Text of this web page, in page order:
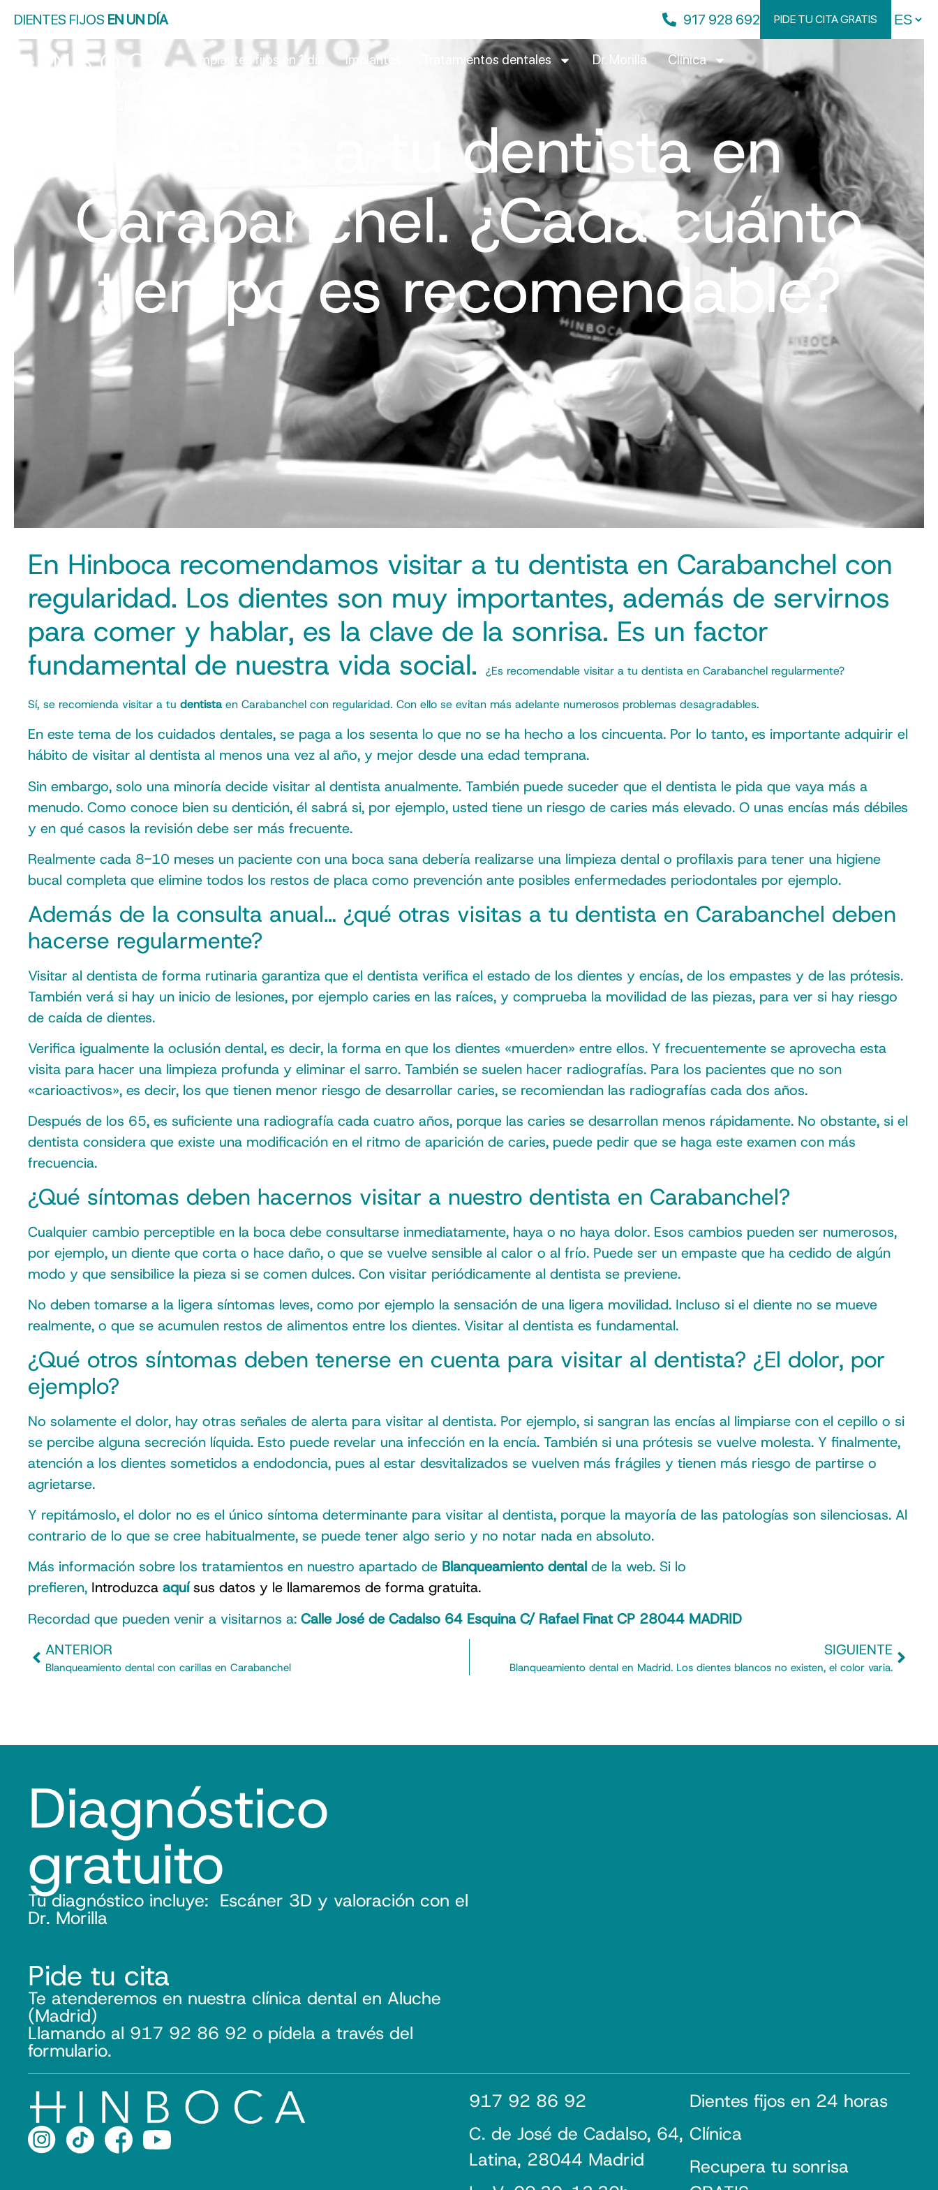
DIENTES FIJOS EN UN DÍA 917 928 692 PIDE TU CITA GRATIS
Implantes fijos en 1 día Implantes Tratamientos dentales Dr. Morilla Clínica
Visita a tu dentista en
Carabanchel. ¿Cada cuánto
tiempo es recomendable?
En Hinboca recomendamos visitar a tu dentista en Carabanchel con
regularidad. Los dientes son muy importantes, además de servirnos
para comer y hablar, es la clave de la sonrisa. Es un factor
fundamental de nuestra vida social.
¿Es recomendable visitar a tu dentista en Carabanchel regularmente?
Sí, se recomienda visitar a tu dentista en Carabanchel con regularidad. Con ello se evitan más adelante numerosos problemas desagradables.
En este tema de los cuidados dentales, se paga a los sesenta lo que no se ha hecho a los cincuenta. Por lo tanto, es importante adquirir el
hábito de visitar al dentista al menos una vez al año, y mejor desde una edad temprana.
Sin embargo, solo una minoría decide visitar al dentista anualmente. También puede suceder que el dentista le pida que vaya más a
menudo. Como conoce bien su dentición, él sabrá si, por ejemplo, usted tiene un riesgo de caries más elevado. O unas encías más débiles
y en qué casos la revisión debe ser más frecuente.
Realmente cada 8-10 meses un paciente con una boca sana debería realizarse una limpieza dental o profilaxis para tener una higiene
bucal completa que elimine todos los restos de placa como prevención ante posibles enfermedades periodontales por ejemplo.
Además de la consulta anual… ¿qué otras visitas a tu dentista en Carabanchel deben
hacerse regularmente?
Visitar al dentista de forma rutinaria garantiza que el dentista verifica el estado de los dientes y encías, de los empastes y de las prótesis.
También verá si hay un inicio de lesiones, por ejemplo caries en las raíces, y comprueba la movilidad de las piezas, para ver si hay riesgo
de caída de dientes.
Verifica igualmente la oclusión dental, es decir, la forma en que los dientes «muerden» entre ellos. Y frecuentemente se aprovecha esta
visita para hacer una limpieza profunda y eliminar el sarro. También se suelen hacer radiografías. Para los pacientes que no son
«carioactivos», es decir, los que tienen menor riesgo de desarrollar caries, se recomiendan las radiografías cada dos años.
Después de los 65, es suficiente una radiografía cada cuatro años, porque las caries se desarrollan menos rápidamente. No obstante, si el
dentista considera que existe una modificación en el ritmo de aparición de caries, puede pedir que se haga este examen con más
frecuencia.
¿Qué síntomas deben hacernos visitar a nuestro dentista en Carabanchel?
Cualquier cambio perceptible en la boca debe consultarse inmediatamente, haya o no haya dolor. Esos cambios pueden ser numerosos,
por ejemplo, un diente que corta o hace daño, o que se vuelve sensible al calor o al frío. Puede ser un empaste que ha cedido de algún
modo y que sensibilice la pieza si se comen dulces. Con visitar periódicamente al dentista se previene.
No deben tomarse a la ligera síntomas leves, como por ejemplo la sensación de una ligera movilidad. Incluso si el diente no se mueve
realmente, o que se acumulen restos de alimentos entre los dientes. Visitar al dentista es fundamental.
¿Qué otros síntomas deben tenerse en cuenta para visitar al dentista? ¿El dolor, por
ejemplo?
No solamente el dolor, hay otras señales de alerta para visitar al dentista. Por ejemplo, si sangran las encías al limpiarse con el cepillo o si
se percibe alguna secreción líquida. Esto puede revelar una infección en la encía. También si una prótesis se vuelve molesta. Y finalmente,
atención a los dientes sometidos a endodoncia, pues al estar desvitalizados se vuelven más frágiles y tienen más riesgo de partirse o
agrietarse.
Y repitámoslo, el dolor no es el único síntoma determinante para visitar al dentista, porque la mayoría de las patologías son silenciosas. Al
contrario de lo que se cree habitualmente, se puede tener algo serio y no notar nada en absoluto.
Más información sobre los tratamientos en nuestro apartado de Blanqueamiento dental de la web. Si lo
prefieren, Introduzca aquísus datos y le llamaremos de forma gratuita.
Recordad que pueden venir a visitarnos a: Calle José de Cadalso 64 Esquina C/ Rafael Finat CP 28044 MADRID
ANTERIOR
Blanqueamiento dental con carillas en Carabanchel
SIGUIENTE
Blanqueamiento dental en Madrid. Los dientes blancos no existen, el color varia.
Diagnóstico
gratuito
Tu diagnóstico incluye: Escáner 3D y valoración con el
Dr. Morilla
Pide tu cita
Te atenderemos en nuestra clínica dental en Aluche
(Madrid)
Llamando al 917 92 86 92 o pídela a través del
formulario.
917 92 86 92
C. de José de Cadalso, 64,
Latina, 28044 Madrid
Dientes fijos en 24 horas
Clínica
Recupera tu sonrisa